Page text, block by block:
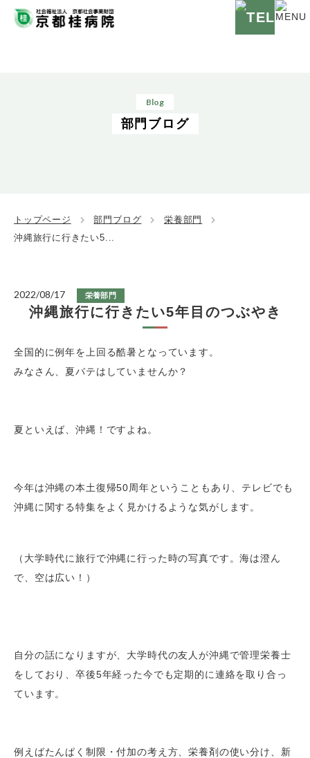
Blog
部門ブログ
トップページ 部門ブログ
栄養部門
沖縄旅行に行きたい5...
2022/08/17 栄養部門
沖縄旅行に行きたい5年目のつぶやき
全国的に例年を上回る酷暑となっています。
みなさん、夏バテはしていませんか？
夏といえば、沖縄！ですよね。
今年は沖縄の本土復帰50周年ということもあり、テレビでも
沖縄に関する特集をよく見かけるような気がします。
（大学時代に旅行で沖縄に行った時の写真です。海は澄ん
で、空は広い！）
自分の話になりますが、大学時代の友人が沖縄で管理栄養士
をしており、卒後5年経った今でも定期的に連絡を取り合っ
ています。
例えばたんぱく制限・付加の考え方、栄養剤の使い分け、新